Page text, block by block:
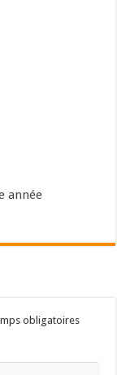
année
obligatoires